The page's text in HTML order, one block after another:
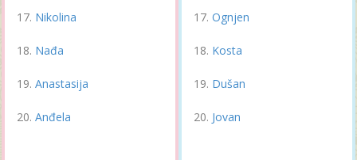
Nikolina
Nađa
Anastasija
Anđela
Ognjen
Kosta
Dušan
Jovan